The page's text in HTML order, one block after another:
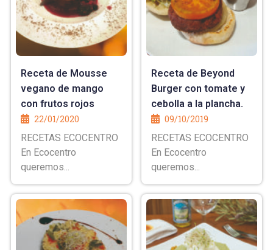
Receta de Mousse
vegano de mango
con frutos rojos
22/01/2020
RECETAS ECOCENTRO
En Ecocentro
queremos...
Receta de Beyond
Burger con tomate y
cebolla a la plancha.
09/10/2019
RECETAS ECOCENTRO
En Ecocentro
queremos...